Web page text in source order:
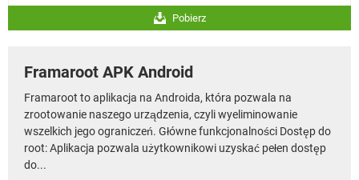
Pobierz
Framaroot APK Android
Framaroot to aplikacja na Androida, która pozwala na
zrootowanie naszego urządzenia, czyli wyeliminowanie
wszelkich jego ograniczeń. Główne funkcjonalności Dostęp do
root: Aplikacja pozwala użytkownikowi uzyskać pełen dostęp
do...